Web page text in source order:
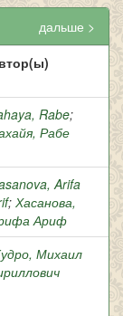
дальше >
Rabe;
Рабе
Arifa
; Хасанова,
Ариф
Михаил